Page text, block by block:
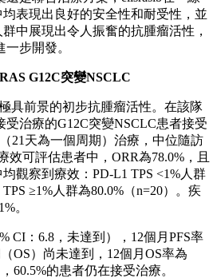
表現出良好的安全性和耐受性，並
中展現出令人振奮的抗腫瘤活性，
步開發。
G12C突變NSCLC
具前景的初步抗腫瘤活性。在該隊
受治療的G12C突變NSCLC患者接受
21天為一個周期）治療，中位隨訪
效可評估患者中，ORR為78.0%，且
觀察到療效：PD-L1 TPS <1%人群
≥1%人群為80.0%（n=20）。疾
。
CI：6.8，未達到），12個月PFS率
OS）尚未達到，12個月OS率為
60.5%的患者仍在接受治療。